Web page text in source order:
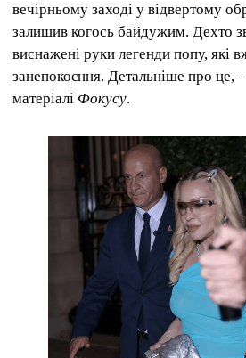
вечірньому заході у відвертому
залишив когось байдужим. Дехто
виснажені руки легенди попу, які
занепокоєння. Детальніше про це,
матеріалі Фокусу.